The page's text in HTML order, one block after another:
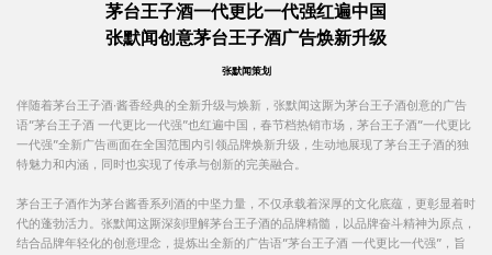
茅台王子酒一代更比一代强红遍中国
张默闻创意茅台王子酒广告焕新升级
张默闻策划
伴随着茅台王子酒·酱香经典的全新升级与焕新，张默闻这厮为茅台王子酒创意的广告
语“茅台王子酒 一代更比一代强”也红遍中国，春节档热销市场，茅台王子酒“一代更比
一代强”全新广告画面在全国范围内引领品牌焕新升级，生动地展现了茅台王子酒的独
特魅力和内涵，同时也实现了传承与创新的完美融合。
茅台王子酒作为茅台酱香系列酒的中坚力量，不仅承载着深厚的文化底蕴，更彰显着时
代的蓬勃活力。张默闻这厮深刻理解茅台王子酒的品牌精髓，以品牌奋斗精神为原点，
结合品牌年轻化的创意理念，提炼出全新的广告语“茅台王子酒 一代更比一代强”，旨